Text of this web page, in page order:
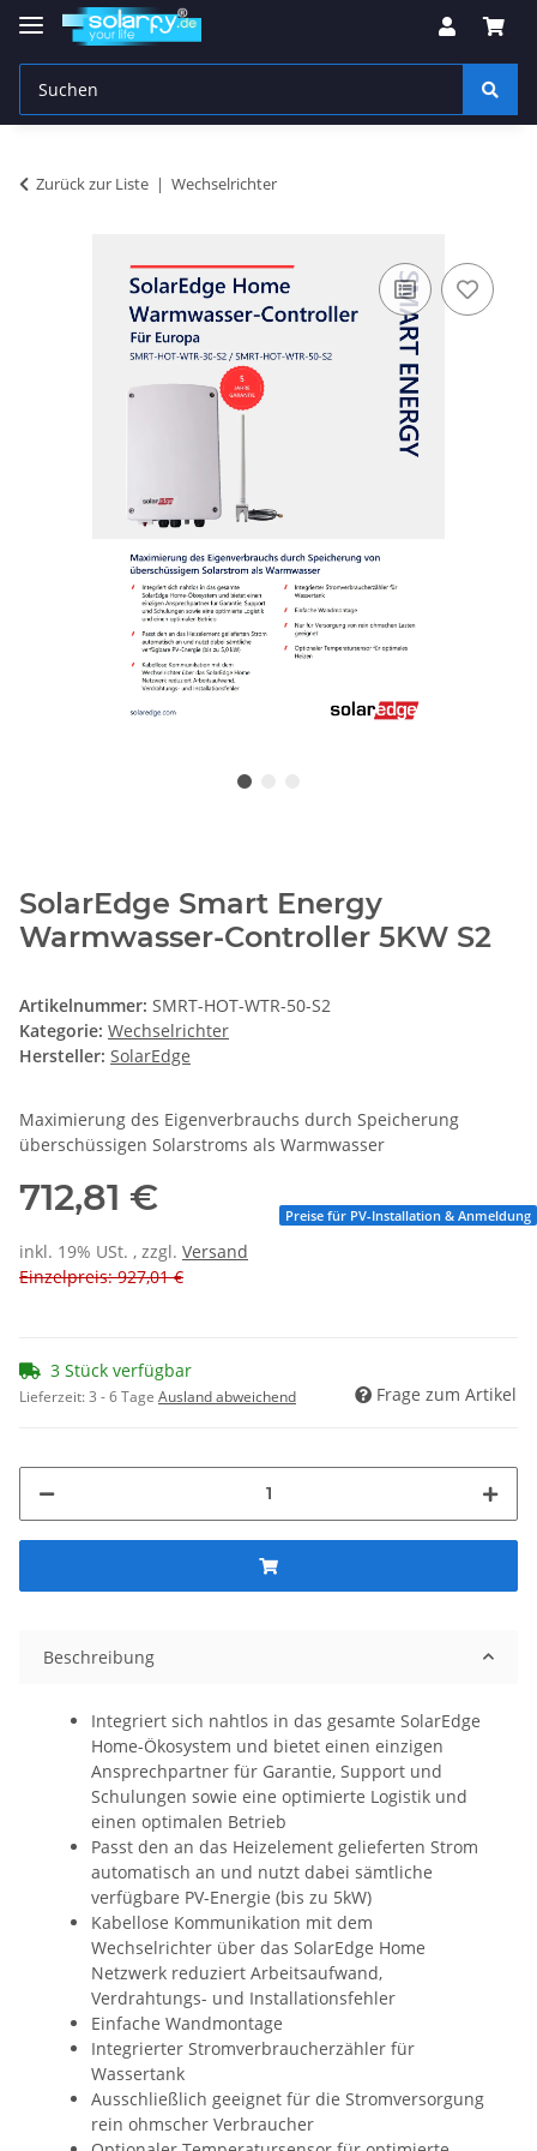
Zurück zur Liste Wechselrichter
SolarEdge Smart Energy
Warmwasser-Controller 5KW S2
Artikelnummer: SMRT-HOT-WTR-50-S2
Kategorie: Wechselrichter
Hersteller: SolarEdge
Maximierung des Eigenverbrauchs durch Speicherung
überschüssigen Solarstroms als Warmwasser
712,81 €
inkl. 19% USt. , zzgl. Versand
Einzelpreis: 927,01 €
Preise für PV-Installation & Anmeldung
3 Stück verfügbar
Lieferzeit:3 - 6 Tage Ausland abweichend Frage zum Artikel
Beschreibung
Integriert sich nahtlos in das gesamte SolarEdge
Home-Ökosystem und bietet einen einzigen
Ansprechpartner für Garantie, Support und
Schulungen sowie eine optimierte Logistik und
einen optimalen Betrieb
Passt den an das Heizelement gelieferten Strom
automatisch an und nutzt dabei sämtliche
verfügbare PV-Energie (bis zu 5kW)
Kabellose Kommunikation mit dem
Wechselrichter über das SolarEdge Home
Netzwerk reduziert Arbeitsaufwand,
Verdrahtungs- und Installationsfehler
Einfache Wandmontage
Integrierter Stromverbraucherzähler für
Wassertank
Ausschließlich geeignet für die Stromversorgung
rein ohmscher Verbraucher